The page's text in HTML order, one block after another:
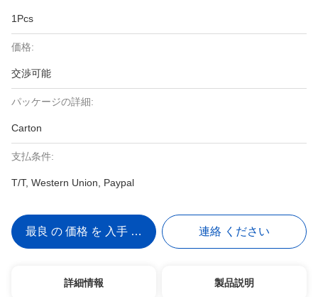
1Pcs
価格:
交渉可能
パッケージの詳細:
Carton
支払条件:
T/T, Western Union, Paypal
最良 の 価格 を 入手 する 連絡 ください
詳細情報 製品説明